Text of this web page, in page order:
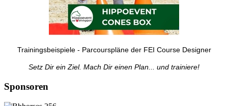
Trainingsbeispiele - Parcourspläne der FEI Course Designer
Setz Dir ein Ziel. Mach Dir einen Plan... und trainiere!
Sponsoren